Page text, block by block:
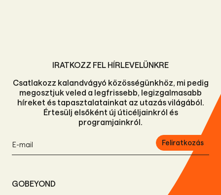
IRATKOZZ FEL HÍRLEVELÜNKRE
Csatlakozz kalandvágyó közösségünkhöz, mi pedig
megosztjuk veled a legfrissebb, legizgalmasabb
híreket és tapasztalatainkat az utazás világából.
Értesülj elsőként új úticéljainkról és
programjainkról.
Feliratkozás
GOBEYOND